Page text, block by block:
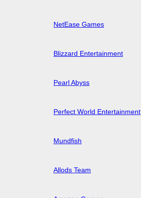
NetEase Games
Blizzard Entertainment
Pearl Abyss
Perfect World Entertainment
Mundfish
Allods Team